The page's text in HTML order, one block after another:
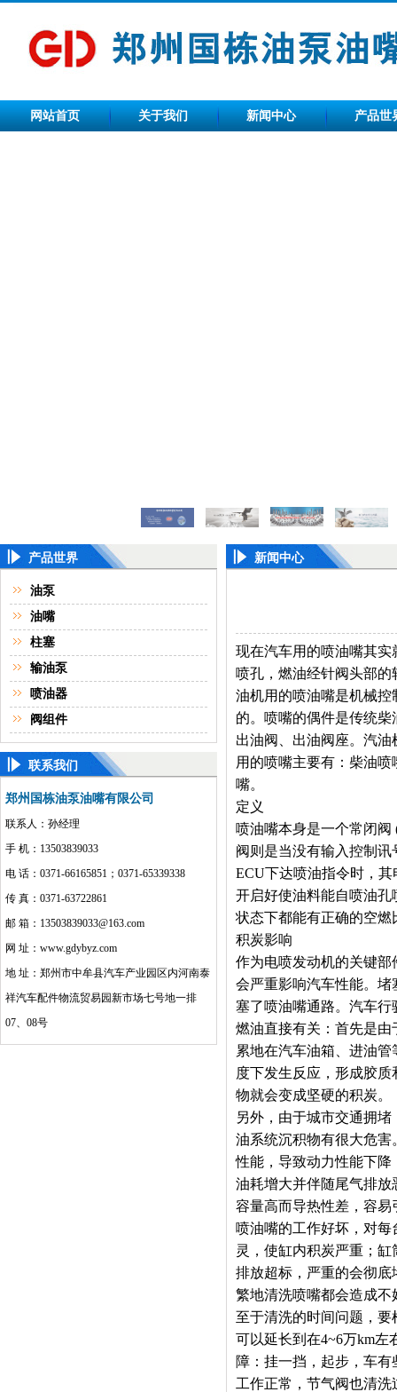
网站首页 关于我们 新闻中心 产品世
产品世界
油泵
油嘴
柱塞
输油泵
喷油器
阀组件
联系我们
郑州国栋油泵油嘴有限公司
联系人：孙经理
手 机：13503839033
电 话：0371-66165851；0371-65339338
传 真：0371-63722861
邮 箱：13503839033@163.com
网 址：www.gdybyz.com
地 址：郑州市中牟县汽车产业园区内河南泰
祥汽车配件物流贸易园新市场七号地一排
07、08号
新闻中心
现在汽车用的喷油嘴其
喷孔，燃油经针阀头部
油机用的喷油嘴是机械
的。喷嘴的偶件是传统
出油阀、出油阀座。汽
用的喷嘴主要有：柴油
嘴。
定义
喷油嘴本身是一个常闭
阀则是当没有输入控制
ECU下达喷油指令时，
开启好使油料能自喷油
状态下都能有正确的空
积炭影响
作为电喷发动机的关键
会严重影响汽车性能。
塞了喷油嘴通路。汽车
燃油直接有关：首先是
累地在汽车油箱、进油
度下发生反应，形成胶
物就会变成坚硬的积炭。
另外，由于城市交通拥
油系统沉积物有很大危
性能，导致动力性能下
油耗增大并伴随尾气排
容量高而导热性差，容
喷油嘴的工作好坏，对
灵，使缸内积炭严重；
排放超标，严重的会彻
繁地清洗喷嘴都会造成不
至于清洗的时间问题，
可以延长到在4~6万km
障：挂一挡，起步，车
工作正常，节气阀也清